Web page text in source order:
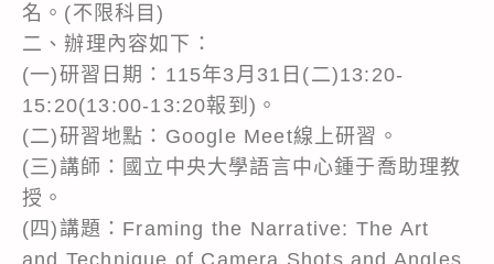
名。(不限科目)
二、辦理內容如下：
(一)研習日期：115年3月31日(二)13:20-
15:20(13:00-13:20報到)。
(二)研習地點：Google Meet線上研習。
(三)講師：國立中央大學語言中心鍾于喬助理教
授。
(四)講題：Framing the Narrative: The Art
and Technique of Camera Shots and Angles